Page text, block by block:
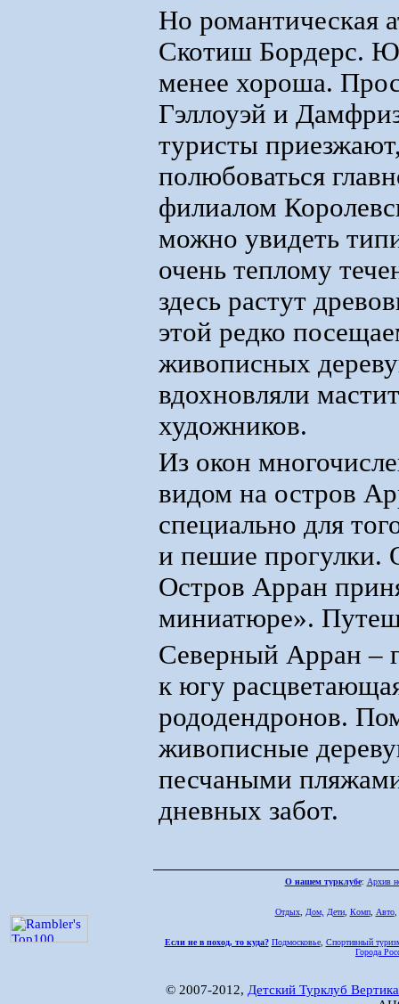
Но романтическая
Скотиш Бордерс.
менее хороша.
Гэллоуэй и
туристы
полюбоваться
филиалом
можно увидеть
очень теплому
здесь растут
этой редко
живописных
вдохновляли
художников.
Из окон
видом на остров
специально для
и пешие прогулки.
Остров Арран
миниатюре».
Северный Арран –
к югу
рододендронов.
живописные
песчаными
дневных забот.
О нашем турклубе: Архив
Отдых, Дом, Дети, Комп, Авто,
Если не в поход, то куда? Подмосковье, Спортивный
Города
© 2007-2012, Детский Турклуб